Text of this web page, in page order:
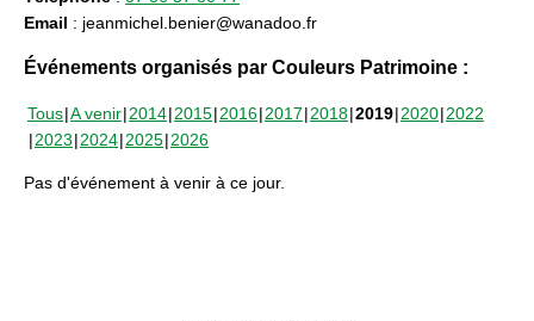
Email : jeanmichel.benier@wanadoo.fr
Événements organisés par Couleurs Patrimoine :
Tous A venir 2014 2015 2016 2017 2018 2019 2020 2022
2023 2024 2025 2026
Pas d'événement à venir à ce jour.